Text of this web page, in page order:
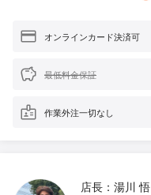
オンラインカード決済可
最低料金保証
作業外注一切なし
店長：湯川 悟